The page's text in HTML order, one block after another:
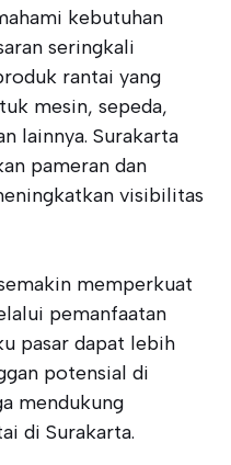
kebutuhan
seringkali
rantai yang
mesin, sepeda,
lainnya. Surakarta
pameran dan
visibilitas
memperkuat
pemanfaatan
pasar dapat lebih
potensial di
mendukung
di Surakarta.